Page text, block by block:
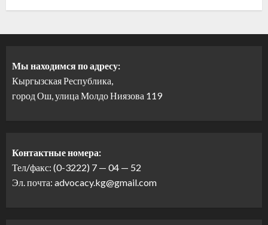
Мы находимся по адресу:
Кыргызская Республика,
город Ош, улица Молдо Ниязова 119
Контактные номера:
Тел/факс: (0-3222) 7 — 04 — 52
Эл. почта: advocacy.kg@gmail.com